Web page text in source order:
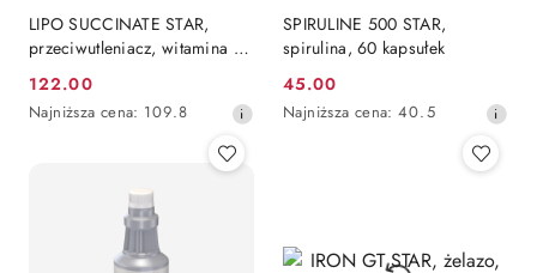
LIPO SUCCINATE STAR,
przeciwutleniacz, witamina E,
60 kapsułek
Cena
promocyjna:
122.00
Najniższa
Najniższa cena: 109.8
SPIRULINE 500 STAR,
spirulina, 60 kapsułek
Cena
promocyjna:
45.00
Najniższa
Najniższa cena: 40.5